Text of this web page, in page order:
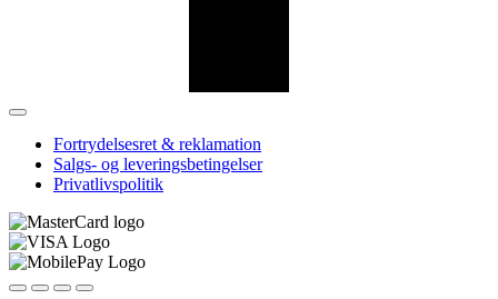
Fortrydelsesret & reklamation
Salgs- og leveringsbetingelser
Privatlivspolitik